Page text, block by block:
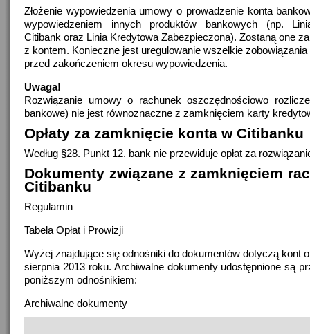
Złożenie wypowiedzenia umowy o prowadzenie konta
wypowiedzeniem innych produktów bankowych (np.
Citibank oraz Linia Kredytowa Zabezpieczona). Zostaną one
z kontem. Konieczne jest uregulowanie wszelkie
przed zakończeniem okresu wypowiedzenia.
Uwaga!
Rozwiązanie umowy o rachunek oszczędnościowo
bankowe) nie jest równoznaczne z zamknięciem karty
Opłaty za zamknięcie konta w Citibanku
Według §28. Punkt 12. bank nie przewiduje opłat za
Dokumenty związane z zamknięciem
Citibanku
Regulamin
Tabela Opłat i Prowizji
Wyżej znajdujące się odnośniki do dokumentów dotyczą kont
sierpnia 2013 roku. Archiwalne dokumenty udostępnione są
poniższym odnośnikiem:
Archiwalne dokumenty